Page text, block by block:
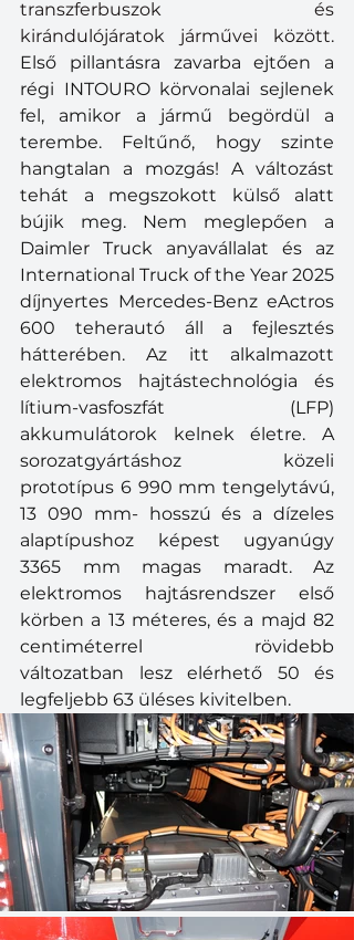
transzferbuszok és
Első pillantásra zavarba ejtően a
régi INTOURO körvonalai sejlenek
fel, amikor a jármű begördül a
terembe. Feltűnő, hogy szinte
hangtalan a mozgás! A változást
tehát a megszokott külső alatt
bújik meg. Nem meglepően a
Daimler Truck anyavállalat és az
International Truck of the Year 2025
díjnyertes Mercedes-Benz eActros
600 teherautó áll a fejlesztés
hátterében. Az itt alkalmazott
elektromos hajtástechnológia és
lítium-vasfoszfát (LFP)
akkumulátorok kelnek életre. A
sorozatgyártáshoz közeli
prototípus 6 990 mm tengelytávú,
13 090 mm- hosszú és a dízeles
alaptípushoz képest ugyanúgy
3365 mm magas maradt. Az
elektromos hajtásrendszer első
körben a 13 méteres, és a majd 82
centiméterrel rövidebb
változatban lesz elérhető 50 és
legfeljebb 63 üléses kivitelben.